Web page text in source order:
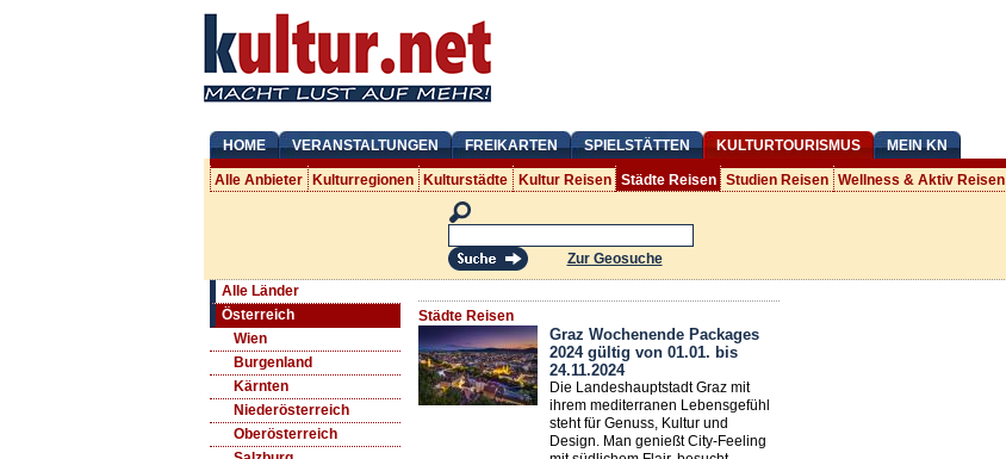
HOME VERANSTALTUNGEN FREIKARTEN SPIELSTÄTTEN KULTURTOURISMUS MEIN KN
Alle Anbieter Kulturregionen Kulturstädte Kultur Reisen Städte Reisen Studien Reisen Wellness & Aktiv Reisen
Zur Geosuche
Alle Länder
Österreich
Wien
Burgenland
Kärnten
Niederösterreich
Oberösterreich
Städte Reisen
Graz Wochenende Packages
2024 gültig von 01.01. bis
24.11.2024
Die Landeshauptstadt Graz mit
ihrem mediterranen Lebensgefühl
steht für Genuss, Kultur und
Design. Man genießt City-Feeling